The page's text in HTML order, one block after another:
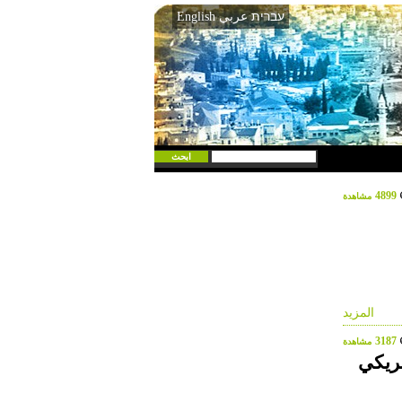
English عربي עברית
4899 مشاهدة
المزيد
3187 مشاهدة